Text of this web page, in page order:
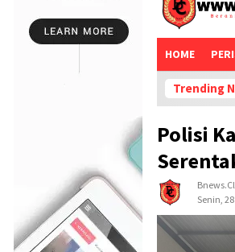
HOME
Trending
Polisi
Senin,